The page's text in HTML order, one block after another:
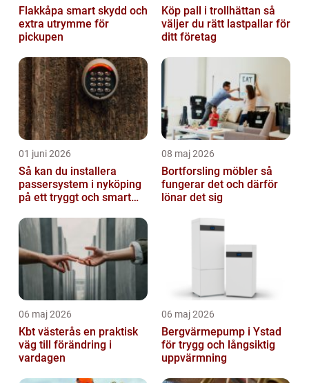
Flakkåpa smart skydd och
extra utrymme för
pickupen
Köp pall i trollhättan så
väljer du rätt lastpallar för
ditt företag
01 juni 2026
Så kan du installera
passersystem i nyköping
på ett tryggt och smart
08 maj 2026
Bortforsling möbler så
fungerar det och därför
lönar det sig
06 maj 2026
Kbt västerås en praktisk
väg till förändring i
vardagen
06 maj 2026
Bergvärmepump i Ystad
för trygg och långsiktig
uppvärmning